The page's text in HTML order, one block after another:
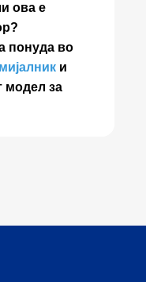
ова е
понуда во
и
модел за